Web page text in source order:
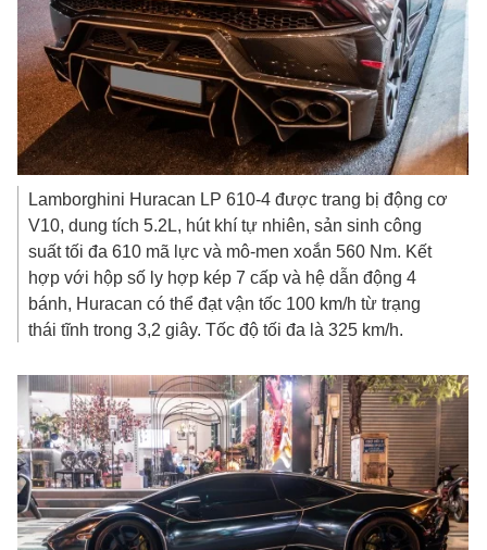
Lamborghini Huracan LP 610-4 được trang bị động cơ
V10, dung tích 5.2L, hút khí tự nhiên, sản sinh công
suất tối đa 610 mã lực và mô-men xoắn 560 Nm. Kết
hợp với hộp số ly hợp kép 7 cấp và hệ dẫn động 4
bánh, Huracan có thể đạt vận tốc 100 km/h từ trạng
thái tĩnh trong 3,2 giây. Tốc độ tối đa là 325 km/h.